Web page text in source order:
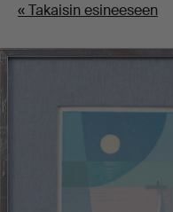
« Takaisin esineeseen